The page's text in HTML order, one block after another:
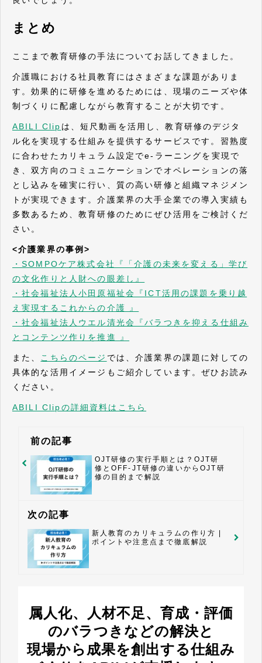
まとめ
ここまで教育研修の手法についてお話してきました。
介護職における社員教育にはさまざまな課題がありま
す。効果的に研修を進めるためには、現場のニーズや体
制づくりに配慮しながら教育することが大切です。
ABILI Clip は、短尺動画を活用し、教育研修のデジタ
ル化を実現する仕組みを提供するサービスです。習熟度
に合わせたカリキュラム設定でe-ラーニングを実現で
き、双方向のコミュニケーションでオペレーションの落
とし込みを確実に行い、質の高い研修と組織マネジメン
トが実現できます。介護業界の大手企業での導入実績も
多数あるため、教育研修のためにぜひ活用をご検討くだ
さい。
<介護業界の事例>
・SOMPOケア株式会社『「介護の未来を変える」学び
の文化作りと人財への眼差し』
・社会福祉法人小田原福祉会『ICT活用の課題を乗り越
え実現するこれからの介護 』
・社会福祉法人ウエル清光会『バラつきを抑える仕組み
とコンテンツ作りを推進 』
また、 こちらのページ では、介護業界の課題に対しての
具体的な活用イメージもご紹介しています。ぜひお読み
ください。
ABILI Clipの詳細資料はこちら
前の記事
OJT研修の実行手順とは？OJT研
修とOFF-JT研修の違いからOJT研
修の目的まで解説
次の記事
新人教育のカリキュラムの作り方 |
ポイントや注意点まで徹底解説
属人化、人材不足、育成・評価
のバラつきなどの解決と
現場から成果を創出する仕組み